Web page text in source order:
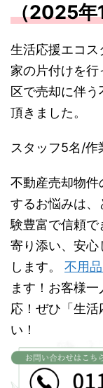
（2025年
生活応援エコス
家の片付けを
区で売却に伴
頂きました。
スタッフ5名/
不動産売却物件
するお悩みは
験豊富で信頼
寄り添い、安心
します。 不用
ます！お客様
応！ぜひ「生
い！